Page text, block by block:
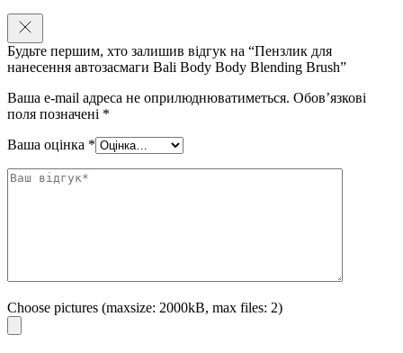
Будьте першим, хто залишив відгук на “Пензлик для
нанесення автозасмаги Bali Body Body Blending Brush”
Ваша e-mail адреса не оприлюднюватиметься. Обов’язкові
поля позначені *
Ваша оцінка *
Choose pictures (maxsize: 2000kB, max files: 2)